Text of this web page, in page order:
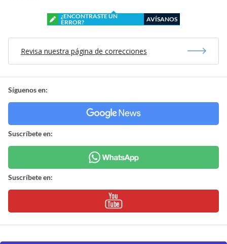
¿ENCONTRASTE UN
ERROR?
AVÍSANOS
Revisa nuestra página de correcciones
Síguenos en:
Suscríbete en:
Suscríbete en: